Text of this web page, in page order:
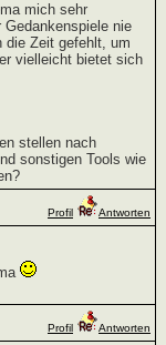
mich sehr
nie
die Zeit gefehlt, um
vielleicht bietet sich
stellen nach
sonstigen Tools wie
Profil Antworten
Profil Antworten